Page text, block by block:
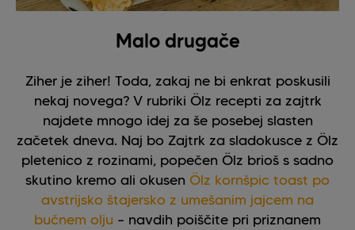
Malo drugače
Ziher je ziher! Toda, zakaj ne bi enkrat poskusili
nekaj novega? V rubriki Ölz recepti za zajtrk
najdete mnogo idej za še posebej slasten
začetek dneva. Naj bo Zajtrk za sladokusce z Ölz
pletenico z rozinami, popečen Ölz brioš s sadno
skutino kremo ali okusen Ölz kornšpic toast po
avstrijsko štajersko z umešanim jajcem na
bučnem olju – navdih poiščite pri priznanem